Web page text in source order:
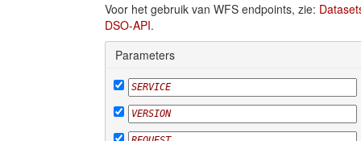
Voor het gebruik van WFS endpoints, zie:
DSO-API.
Parameters